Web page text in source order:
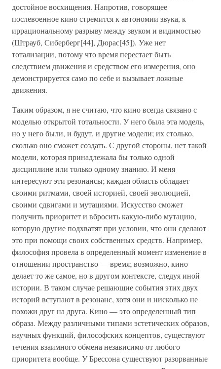
достойное восхищения. Напротив, говорящее
послевоенное кино стремится к автономии звука, к
иррациональному разрыву между звуком и видимостью
(Штрауб, Сиберберг[44], Дюрас[45]). Уже нет
тотализации, потому что время перестает быть
следствием движения и средством его измерения, оно
демонстрируется само по себе и вызывает ложные
движения.
Таким образом, я не считаю, что кино всегда связано с
моделью открытой тотальности. У него была эта модель,
но у него были, и будут, и другие модели; их столько,
сколько оно сможет создать. С другой стороны, нет такой
модели, которая принадлежала бы только одной
дисциплине или только одному знанию. И меня
интересуют эти резонансы; каждая область обладает
своими ритмами, своей историей, своей эволюцией,
своими сдвигами и мутациями. Искусство сможет
получить приоритет и вбросить какую-либо мутацию,
которую другие подхватят при условии, что они сделают
это при помощи своих собственных средств. Например,
философия провела в определенный момент изменение в
отношении пространство — время; возможно, кино
делает то же самое, но в другом контексте, следуя иной
истории. В таком случае решающие события этих двух
историй вступают в резонанс, хотя они и нисколько не
похожи друг на друга. Кино — это определенный тип
образа. Между различными типами эстетических образов,
научных функций, философских концептов, существуют
течения взаимного обмена независимо от любого
приоритета вообще. У Брессона существуют разорванные